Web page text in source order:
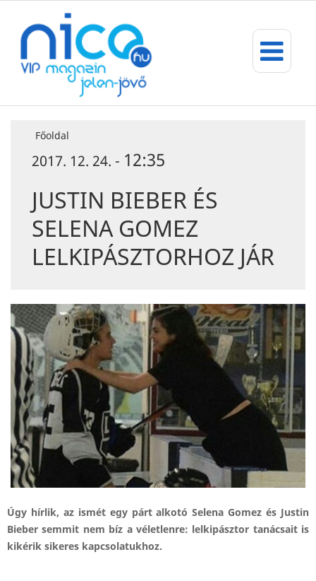
Főoldal
2017. 12. 24. - 12:35
JUSTIN BIEBER ÉS
SELENA GOMEZ
LELKIPÁSZTORHOZ JÁR
Úgy hírlik, az ismét egy párt alkotó Selena Gomez és Justin
Bieber semmit nem bíz a véletlenre: lelkipásztor tanácsait is
kikérik sikeres kapcsolatukhoz.